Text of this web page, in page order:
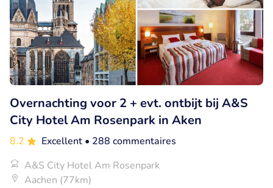
Overnachting voor 2 + evt. ontbijt bij A&S
City Hotel Am Rosenpark in Aken
8.2 Excellent • 288 commentaires
A&S City Hotel Am Rosenpark
Aachen (77km)